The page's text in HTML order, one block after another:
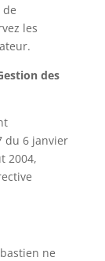
de
les
des
du 6 janvier
2004,
ne